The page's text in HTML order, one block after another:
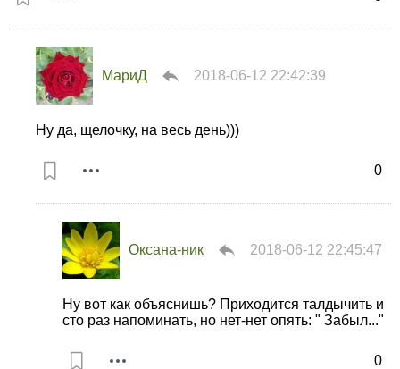
МариД 2018-06-12 22:42:39
0
Ну да, щелочку, на весь день)))
Оксана-ник 2018-06-12 22:45:47
0
Ну вот как объяснишь? Приходится талдычить и
сто раз напоминать, но нет-нет опять: " Забыл..."